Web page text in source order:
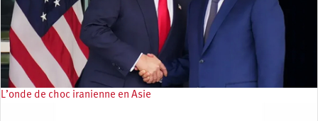
L’onde de choc iranienne en Asie